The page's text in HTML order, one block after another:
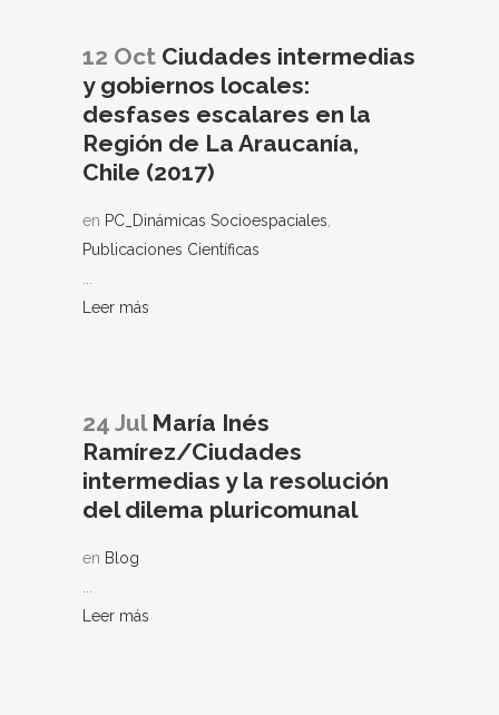
12 Oct Ciudades intermedias
y gobiernos locales:
desfases escalares en la
Región de La Araucanía,
Chile (2017)
en PC_Dinámicas Socioespaciales,
Publicaciones Científicas
...
Leer más
24 Jul María Inés
Ramírez/Ciudades
intermedias y la resolución
del dilema pluricomunal
en Blog
...
Leer más